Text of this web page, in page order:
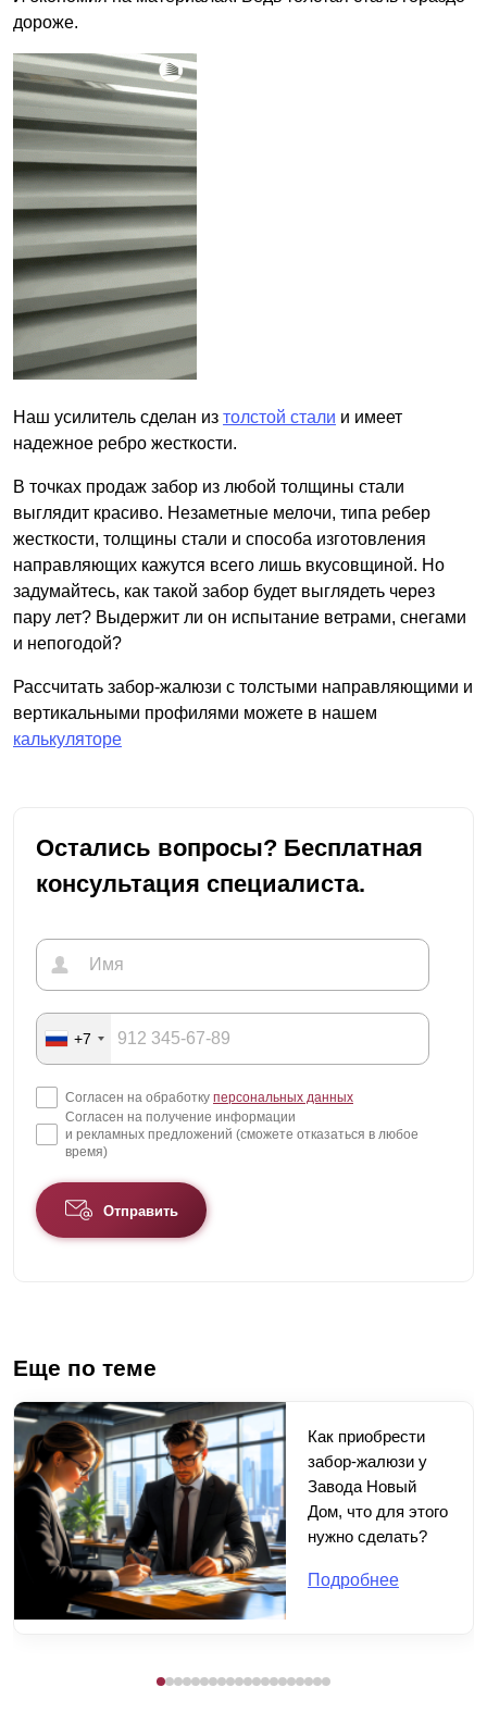
дороже.
Наш усилитель сделан из толстой стали и имеет
надежное ребро жесткости.
В точках продаж забор из любой толщины стали
выглядит красиво. Незаметные мелочи, типа ребер
жесткости, толщины стали и способа изготовления
направляющих кажутся всего лишь вкусовщиной. Но
задумайтесь, как такой забор будет выглядеть через
пару лет? Выдержит ли он испытание ветрами, снегами
и непогодой?
Рассчитать забор-жалюзи с толстыми направляющими и
вертикальными профилями можете в нашем
калькуляторе
Остались вопросы? Бесплатная
консультация специалиста.
+7
Согласен на обработку персональных данных
Согласен на получение информации
и рекламных предложений (сможете отказаться в любое
время)
Отправить
Еще по теме
Как приобрести
забор-жалюзи у
Завода Новый
Дом, что для этого
нужно сделать?
Подробнее